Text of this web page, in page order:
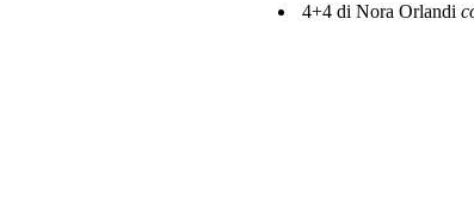
4+4 di Nora Orlandi